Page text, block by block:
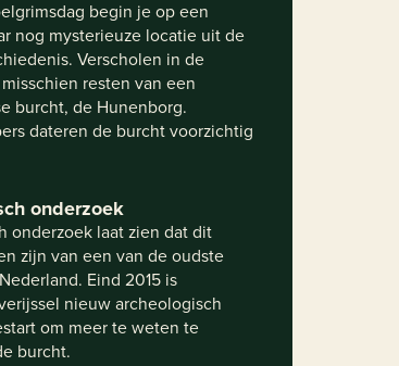
begin je op een
nog mysterieuze locatie uit de
Verscholen in de
resten van een
burcht, de Hunenborg.
dateren de burcht voorzichtig
onderzoek
onderzoek laat zien dat dit
zijn van een van de oudste
Eind 2015 is
nieuw archeologisch
om meer te weten te
burcht.